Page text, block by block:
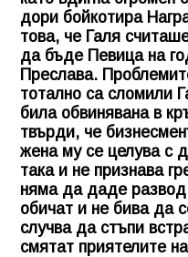
дори бойкотира
това, че Галя
да бъде Певица на
Преслава.
тотално са сломили
била обвинявана в
твърди, че
жена му се целува с
така и не признава
няма да даде развод
обичат и не бива да
случва да стъпи
смятат приятелите